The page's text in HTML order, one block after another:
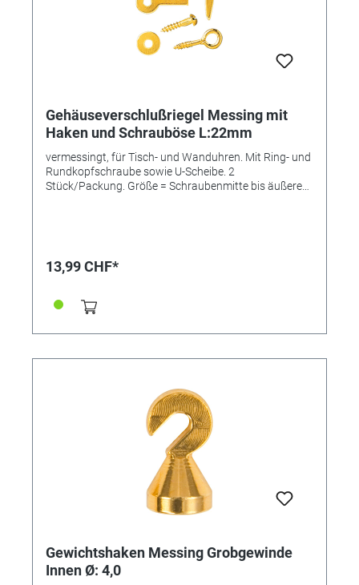
Gehäuseverschlußriegel Messing mit
Haken und Schrauböse L:22mm
vermessingt, für Tisch- und Wanduhren. Mit Ring- und
Rundkopfschraube sowie U-Scheibe. 2
Stück/Packung. Größe = Schraubenmitte bis äußere
13,99 CHF*
Gewichtshaken Messing Grobgewinde
Innen Ø: 4,0